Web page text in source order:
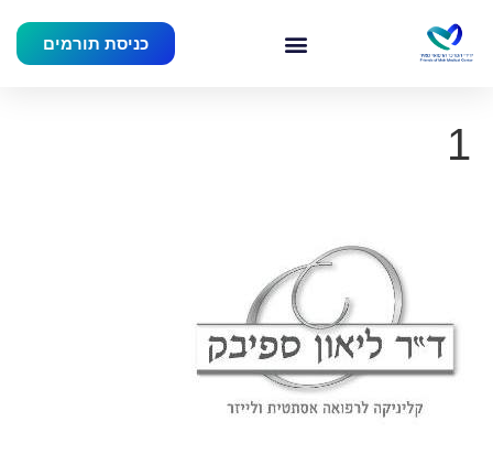
כניסת תורמים
1